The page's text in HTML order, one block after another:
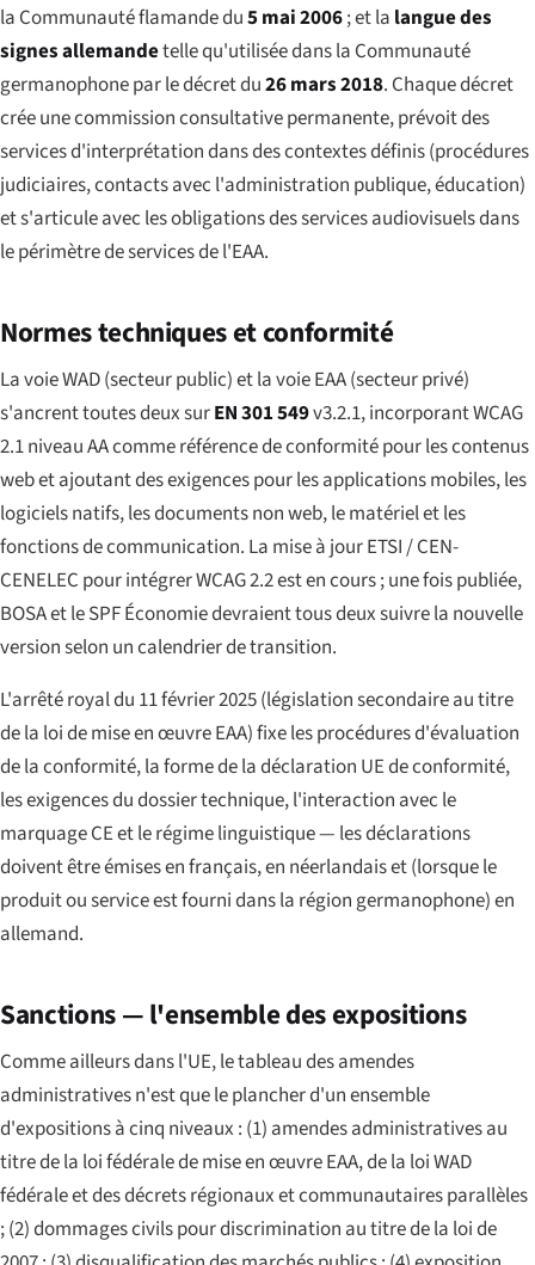
la Communauté flamande du5 mai 2006; et la langue des
signes allemandetelle qu'utilisée dans la Communauté
germanophone par le décret du26 mars 2018. Chaque décret
crée une commission consultative permanente, prévoit des
services d'interprétation dans des contextes définis (procédures
judiciaires, contacts avec l'administration publique, éducation)
et s'articule avec les obligations des services audiovisuels dans
le périmètre de services de l'EAA.
Normes techniques et conformité
La voie WAD (secteur public) et la voie EAA (secteur privé)
s'ancrent toutes deux surEN 301 549v3.2.1, incorporant WCAG
2.1 niveau AA comme référence de conformité pour les contenus
web et ajoutant des exigences pour les applications mobiles, les
logiciels natifs, les documents non web, le matériel et les
fonctions de communication. La mise à jour ETSI / CEN-
CENELEC pour intégrer WCAG 2.2 est en cours ; une fois publiée,
BOSA et le SPF Économie devraient tous deux suivre la nouvelle
version selon un calendrier de transition.
L'arrêté royal du 11 février 2025 (législation secondaire au titre
de la loi de mise en œuvre EAA) fixe les procédures d'évaluation
de la conformité, la forme de la déclaration UE de conformité,
les exigences du dossier technique, l'interaction avec le
marquage CE et le régime linguistique — les déclarations
doivent être émises en français, en néerlandais et (lorsque le
produit ou service est fourni dans la région germanophone) en
allemand.
Sanctions — l'ensemble des expositions
Comme ailleurs dans l'UE, le tableau des amendes
administratives n'est que le plancher d'un ensemble
d'expositions à cinq niveaux : (1) amendes administratives au
titre de la loi fédérale de mise en œuvre EAA, de la loi WAD
fédérale et des décrets régionaux et communautaires parallèles
; (2) dommages civils pour discrimination au titre de la loi de